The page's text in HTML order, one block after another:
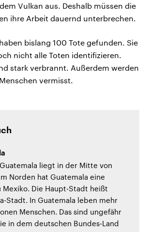
Vulkan aus. Deshalb müssen die
ihre Arbeit dauernd unterbrechen.
bislang 100 Tote gefunden. Sie
nicht alle Toten identifizieren.
stark verbrannt. Außerdem werden
vermisst.
liegt in der Mitte von
Norden hat Guatemala eine
Mexiko. Die Haupt-Stadt heißt
Stadt. In Guatemala leben mehr
Menschen. Das sind ungefähr
in dem deutschen Bundes-Land